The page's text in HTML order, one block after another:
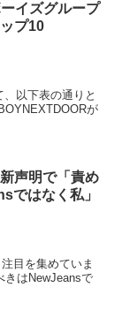
イズグループ
プ10
以下表の通りと
が
声明で「責め
ではなく私」
目を集めていま
きはNewJeansで